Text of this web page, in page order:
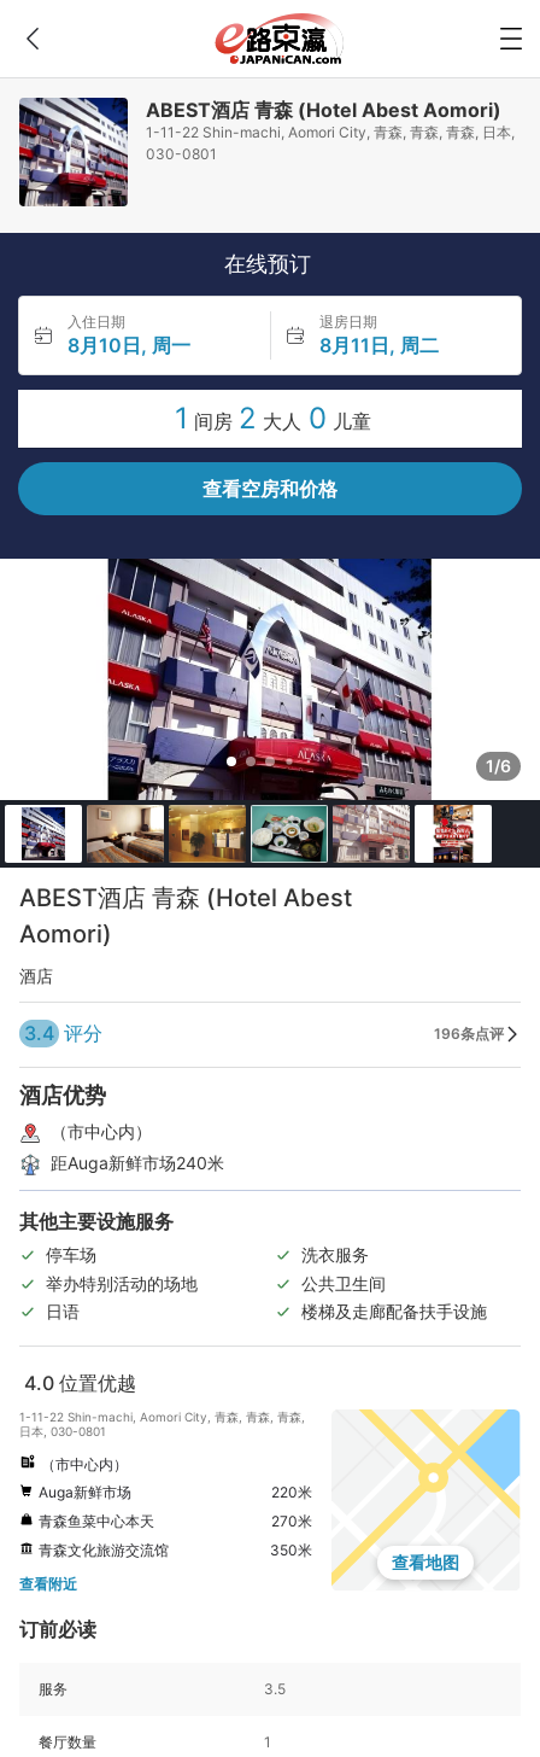
ABEST酒店 青森 (Hotel Abest Aomori)
1-11-22 Shin-machi, Aomori City, 青森, 青森, 青森, 日本,
030-0801
在线预订
入住日期
8月10日, 周一
退房日期
8月11日, 周二
1 间房 2 大人 0 儿童
查看空房和价格
1/6
ABEST酒店 青森 (Hotel Abest
Aomori)
酒店
3.4 评分 196条点评
酒店优势
（市中心内）
距Auga新鲜市场240米
其他主要设施服务
停车场
洗衣服务
举办特别活动的场地
公共卫生间
日语
楼梯及走廊配备扶手设施
4.0 位置优越
1-11-22 Shin-machi, Aomori City, 青森, 青森, 青森,
日本, 030-0801
（市中心内）
Auga新鲜市场
220米
青森鱼菜中心本天
270米
青森文化旅游交流馆
350米
查看附近
查看地图
订前必读
服务 3.5
餐厅数量 1